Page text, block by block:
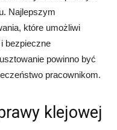
Najlepszym
które umożliwi
bezpieczne
powinno być
pracownikom.
klejowej